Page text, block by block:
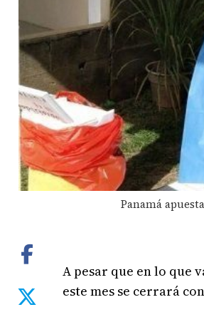
Panamá
A pesar que en lo que
este mes se cerrará